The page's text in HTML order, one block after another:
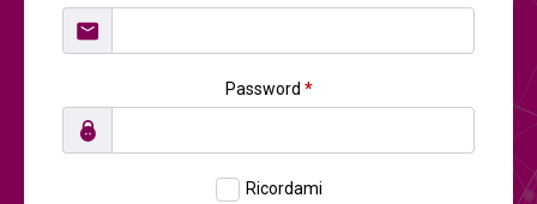
Password *
Ricordami